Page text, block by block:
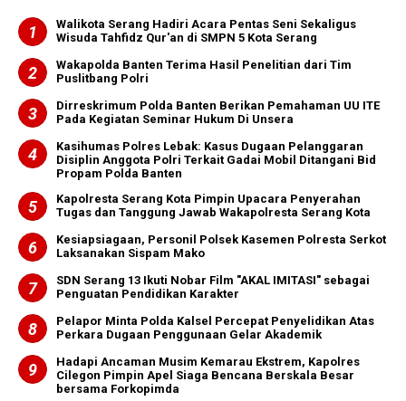
Walikota Serang Hadiri Acara Pentas Seni Sekaligus
Wisuda Tahfidz Qur'an di SMPN 5 Kota Serang
Wakapolda Banten Terima Hasil Penelitian dari Tim
Puslitbang Polri
Dirreskrimum Polda Banten Berikan Pemahaman UU ITE
Pada Kegiatan Seminar Hukum Di Unsera
Kasihumas Polres Lebak: Kasus Dugaan Pelanggaran
Disiplin Anggota Polri Terkait Gadai Mobil Ditangani Bid
Propam Polda Banten
Kapolresta Serang Kota Pimpin Upacara Penyerahan
Tugas dan Tanggung Jawab Wakapolresta Serang Kota
Kesiapsiagaan, Personil Polsek Kasemen Polresta Serkot
Laksanakan Sispam Mako
SDN Serang 13 Ikuti Nobar Film "AKAL IMITASI" sebagai
Penguatan Pendidikan Karakter
Pelapor Minta Polda Kalsel Percepat Penyelidikan Atas
Perkara Dugaan Penggunaan Gelar Akademik
Hadapi Ancaman Musim Kemarau Ekstrem, Kapolres
Cilegon Pimpin Apel Siaga Bencana Berskala Besar
bersama Forkopimda